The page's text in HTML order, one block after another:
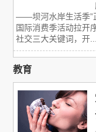
——坝河水岸生活季”
国际消费季活动拉开
社交三大关键词，开...
教育